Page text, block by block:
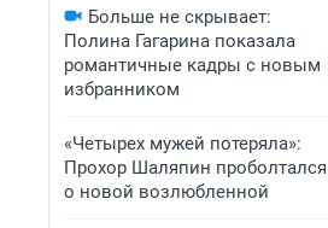
Больше не скрывает:
Полина Гагарина показала
романтичные кадры с новым
избранником
«Четырех мужей потеряла»:
Прохор Шаляпин проболтался
о новой возлюбленной